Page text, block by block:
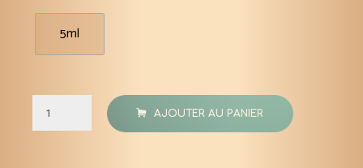
5ml
quantité
de
AJOUTER AU PANIER